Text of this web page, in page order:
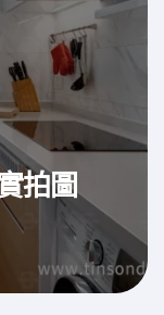
拍圖